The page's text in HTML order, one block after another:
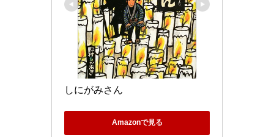
しにがみさん
Amazonで見る